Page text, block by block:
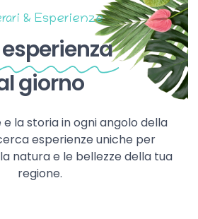
& Esperienze
esperienza
giorno
e la storia in ogni angolo della
esperienze uniche per
natura e le bellezze della tua
regione.